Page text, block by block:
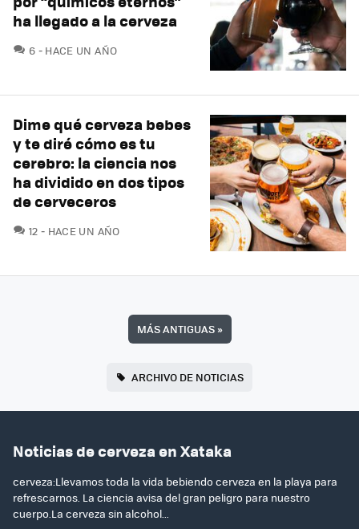
ha llegado a la cerveza
6 COMENTARIOS
HACE UN AÑO
Dime qué cerveza bebes
y te diré cómo es tu
cerebro: la ciencia nos
ha dividido en dos tipos
de cerveceros
12 COMENTARIOS
HACE UN AÑO
MÁS ANTIGUAS»
ARCHIVO DE NOTICIAS
Noticias de cerveza en Xataka
cerveza:Llevamos toda la vida bebiendo cerveza en la playa para
refrescarnos. La ciencia avisa del gran peligro para nuestro
cuerpo.La cerveza sin alcohol...